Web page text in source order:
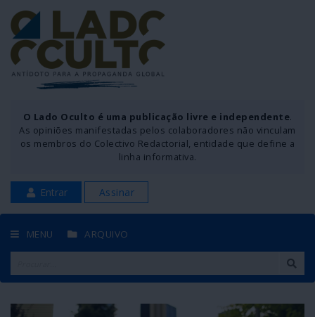
O Lado Oculto é uma publicação livre e independente.
As opiniões manifestadas pelos colaboradores não vinculam
os membros do Colectivo Redactorial, entidade que define a
linha informativa.
Entrar Assinar
MENU ARQUIVO